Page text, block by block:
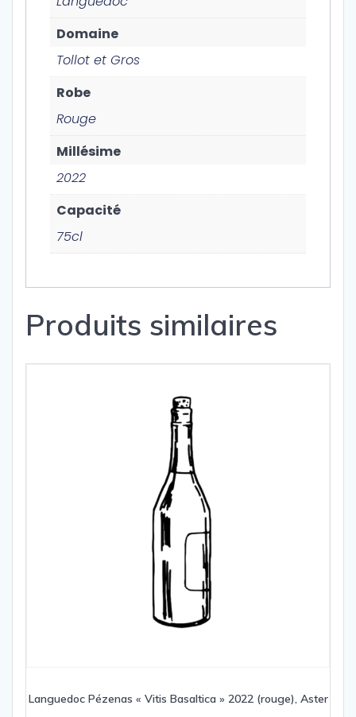
Domaine
Tollot et Gros
Robe
Rouge
Millésime
2022
Capacité
75cl
Produits similaires
Languedoc Pézenas « Vitis Basaltica » 2022 (rouge), Aster